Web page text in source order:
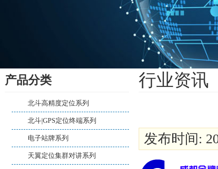
产品分类
北斗高精度定位系列
北斗|GPS定位终端系列
电子站牌系列
天翼定位集群对讲系列
行业资讯
发布时间: